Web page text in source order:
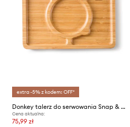
extra -5% z kodem: OFF*
Donkey talerz do serwowania Snap & Smile
Cena aktualna:
75,99 zł